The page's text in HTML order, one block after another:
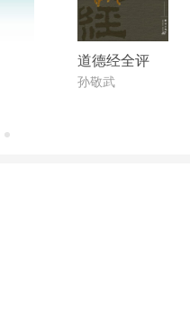
道德经全评
孙敬武